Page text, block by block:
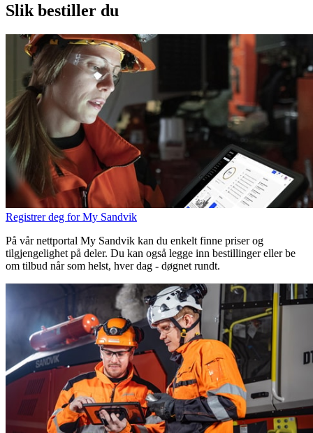
Slik bestiller du
Registrer deg for My Sandvik
På vår nettportal My Sandvik kan du enkelt finne priser og
tilgjengelighet på deler. Du kan også legge inn bestillinger eller be
om tilbud når som helst, hver dag - døgnet rundt.